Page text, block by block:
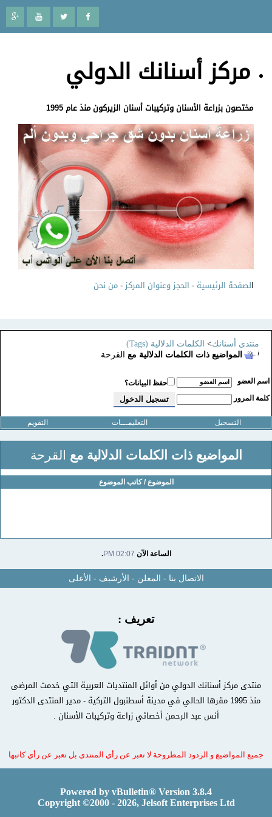
مركز أسنانك الدولي
مختصون بزراعة الأسنان وتركيبات أسنان الزيركون منذ عام 1995
لصفحة الرئيسية-الحجز وعنوان المركز-من نحن
منتدى أسنانك>الكلمات الدلالية (Tags)
المواضيع ذات الكلمات الدلالية مع القرحة
اسم العضو
حفظ البيانات؟
كلمة المرور
التسجيل التعليمـــات التقويم
المواضيع ذات الكلمات الدلالية مع القرحة
الموضوع / كاتب الموضوع
الساعة الآن02:07 PM
.
الاتصال بنا-المعلن-الأرشيف -الأعلى
تعريف :
منتدى مركز أسنانك الدولي من أوائل المنتديات العربية التي خدمت المرضى
منذ 1995 مقرها الحالي في مدينة أسطنبول التركية - مدير المنتدى الدكتور
أنس عبد الرحمن أخصائي زراعة وتركيبات الأسنان .
جميع المواضيع و الردود المطروحة لا تعبر عن رأي المنتدى بل تعبر عن رأي كاتبها
Powered by vBulletin® Version 3.8.4
Copyright ©2000 - 2026, Jelsoft Enterprises Ltd